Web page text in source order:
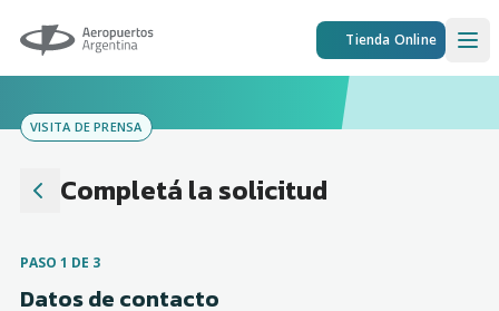
Aeropuertos Argentina Tienda Online
VISITA DE PRENSA
Completá la solicitud
PASO 1 DE 3
Datos de contacto